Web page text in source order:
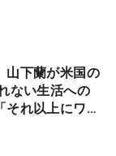
山下蘭が米国の
ない生活への
れ以上にワク